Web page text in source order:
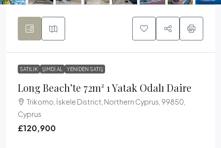
SATILIK ŞIMDI AL YENIDEN SATIŞ
Long Beach’te 72m² 1 Yatak Odalı Daire
Trikomo, İskele District, Northern Cyprus, 99850,
Cyprus
£120,900